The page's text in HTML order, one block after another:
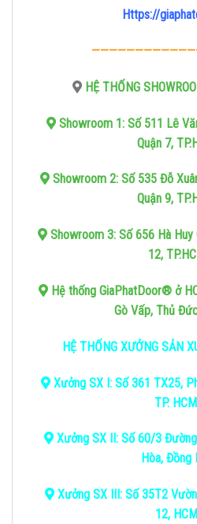
Https://
HỆ THỐNG
Showroom 1: Số 511 Lê
Quận 7,
Showroom 2: Số 535 Đỗ
Quận 9,
Showroom 3: Số 656 Hà Huy
12,
Hệ thống GiaPhatDoor® ở
Gò Vấp, Thủ
HỆ THỐNG XƯỞNG SẢN
Xưởng SX I: Số 361 TX25,
TP.
Xưởng SX II: Số 60/3 Đường
Hòa, Đồng
Xưởng SX III: Số 35T2 Vườn
12, HCM